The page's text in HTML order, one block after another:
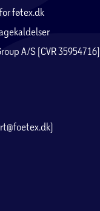
føtex.dk
A/S (CVR 35954716)